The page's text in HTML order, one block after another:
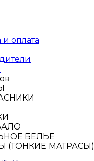
и оплата
БЕЛЬЕ
(ТОНКИЕ МАТРАСЫ)